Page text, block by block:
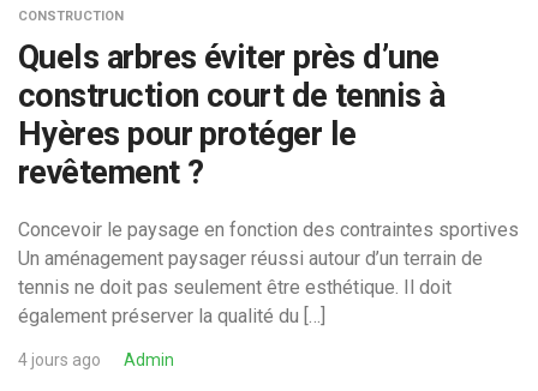
CONSTRUCTION
Quels arbres éviter près d’une
construction court de tennis à
Hyères pour protéger le
revêtement ?
Concevoir le paysage en fonction des contraintes sportives
Un aménagement paysager réussi autour d’un terrain de
tennis ne doit pas seulement être esthétique. Il doit
également préserver la qualité du […]
4 jours ago Admin